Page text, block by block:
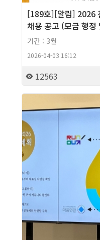
[189호][알림] 2026
채용 공고 (모금 행
기간 : 3월
2026-04-03 16:12
12563